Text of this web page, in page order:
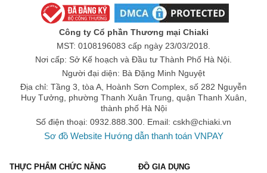
Công ty Cổ phần Thương mại Chiaki
MST: 0108196083 cấp ngày 23/03/2018.
Nơi cấp: Sở Kế hoạch và Đầu tư Thành Phố Hà Nội.
Người đại diện: Bà Đặng Minh Nguyệt
Địa chỉ: Tầng 3, tòa A, Hoành Sơn Complex, số 282 Nguyễn
Huy Tưởng, phường Thanh Xuân Trung, quận Thanh Xuân,
thành phố Hà Nội
Số điện thoại: 0932.888.300. Email: cskh@chiaki.vn
Sơ đồ Website Hướng dẫn thanh toán VNPAY
THỰC PHẨM CHỨC NĂNG ĐỒ GIA DỤNG